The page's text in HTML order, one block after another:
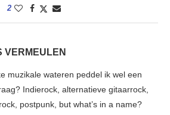
2
VERMEULEN
muzikale wateren peddel ik wel een
Indierock, alternatieve gitaarrock,
postpunk, but what’s in a name?